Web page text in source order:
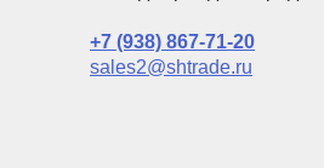
+7 (938) 867-71-20
sales2@shtrade.ru